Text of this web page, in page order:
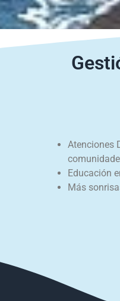
Atenciones
Educación
Más